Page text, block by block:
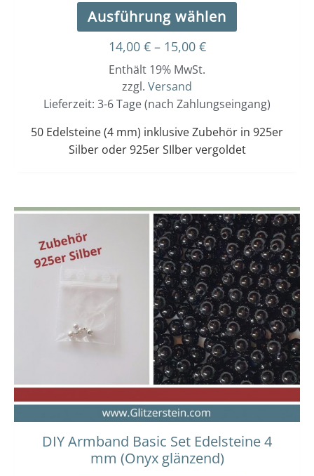
Ausführung wählen
14,00 € – 15,00 €
Enthält 19% MwSt.
zzgl. Versand
Lieferzeit: 3-6 Tage (nach Zahlungseingang)
50 Edelsteine (4 mm) inklusive Zubehör in 925er
Silber oder 925er SIlber vergoldet
DIY Armband Basic Set Edelsteine 4
mm (Onyx glänzend)
Dieses
Produkt
weist
mehrere
Varianten
auf.
Die
Optionen
können
auf
der
werden
Preisspanne:
14,00 €
bis
15,00 €